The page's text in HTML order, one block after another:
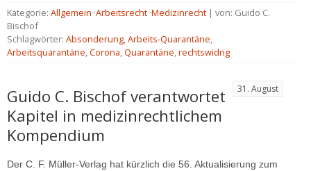
Kategorie: Allgemein ·Arbeitsrecht ·Medizinrecht | von: Guido C.
Bischof
Schlagwörter: Absonderung,Arbeits-Quarantäne,
Arbeitsquarantäne,Corona,Quarantäne,rechtswidrig
31. August
Guido C. Bischof verantwortet
Kapitel in medizinrechtlichem
Kompendium
Der C. F. Müller-Verlag hat kürzlich die 56. Aktualisierung zum